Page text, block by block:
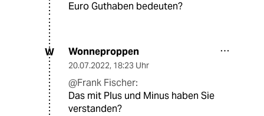
Euro Guthaben bedeuten?
W Wonneproppen
20.07.2022, 18:23 Uhr
@Frank Fischer:
Das mit Plus und Minus haben Sie
verstanden?